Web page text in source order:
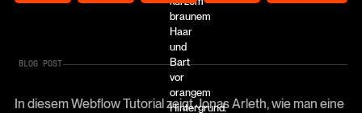
BLOG POST
In diesem Webflow Tutorial zeigt Jonas Arleth, wie man eine